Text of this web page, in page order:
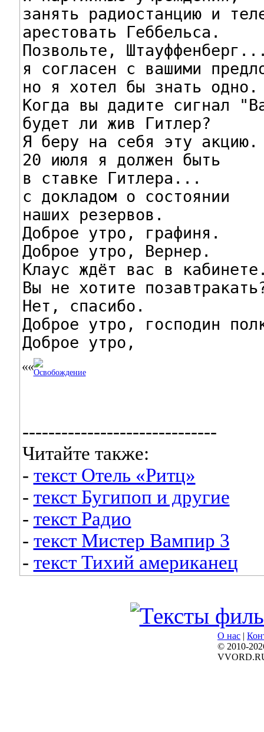
занять радиостанцию и
арестовать Геббельса.
Позвольте,
я согласен с вашими
но я хотел бы знать одно.
Когда вы дадите сигнал
будет ли жив Гитлер?
Я беру на себя эту акцию.
20 июля я должен быть
в ставке Гитлера...
с докладом о состоянии
наших резервов.
Доброе утро, графиня.
Доброе утро, Вернер.
Клаус ждёт вас в
Вы не хотите
Нет, спасибо.
Доброе утро, господин
Доброе утро,
------------------------------
Читайте также:
- текст Отель «Ритц»
- текст Бугипоп и другие
- текст Радио
- текст Мистер Вампир 3
- текст Тихий американец
О нас |
© 2010-